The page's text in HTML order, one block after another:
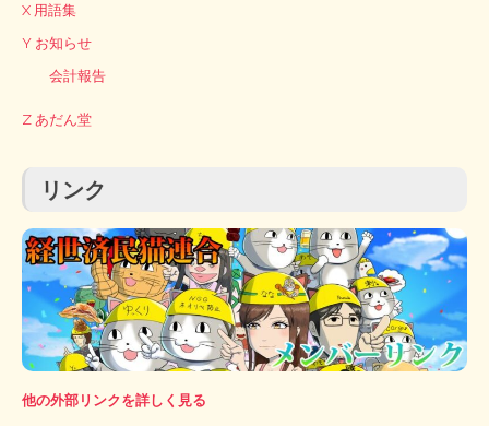
X 用語集
Y お知らせ
会計報告
Z あだん堂
リンク
他の外部リンクを詳しく見る